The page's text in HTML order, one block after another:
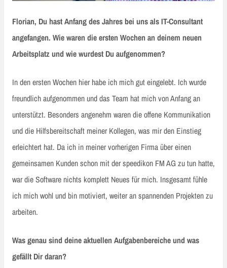
Florian, Du hast Anfang des Jahres bei uns als IT-Consultant
angefangen. Wie waren die ersten Wochen an deinem neuen
Arbeitsplatz und wie wurdest Du aufgenommen?
In den ersten Wochen hier habe ich mich gut eingelebt. Ich wurde
freundlich aufgenommen und das Team hat mich von Anfang an
unterstützt. Besonders angenehm waren die offene Kommunikation
und die Hilfsbereitschaft meiner Kollegen, was mir den Einstieg
erleichtert hat. Da ich in meiner vorherigen Firma über einen
gemeinsamen Kunden schon mit der speedikon FM AG zu tun hatte,
war die Software nichts komplett Neues für mich. Insgesamt fühle
ich mich wohl und bin motiviert, weiter an spannenden Projekten zu
arbeiten.
Was genau sind deine aktuellen Aufgabenbereiche und was
gefällt Dir daran?